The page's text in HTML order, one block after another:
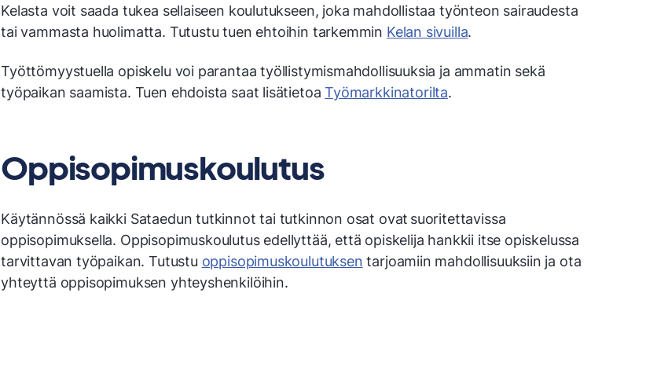
Kelasta voit saada tukea sellaiseen koulutukseen, joka mahdollistaa työnteon sairaudesta
tai vammasta huolimatta. Tutustu tuen ehtoihin tarkemmin Kelan sivuilla.
Työttömyystuella opiskelu voi parantaa työllistymismahdollisuuksia ja ammatin sekä
työpaikan saamista. Tuen ehdoista saat lisätietoaTyömarkkinatorilta.
Oppisopimuskoulutus
Käytännössä kaikki Sataedun tutkinnot tai tutkinnon osat ovat suoritettavissa
oppisopimuksella. Oppisopimuskoulutus edellyttää, että opiskelija hankkii itse opiskelussa
tarvittavan työpaikan. Tutustu oppisopimuskoulutuksen tarjoamiin mahdollisuuksiin ja ota
yhteyttä oppisopimuksen yhteyshenkilöihin.